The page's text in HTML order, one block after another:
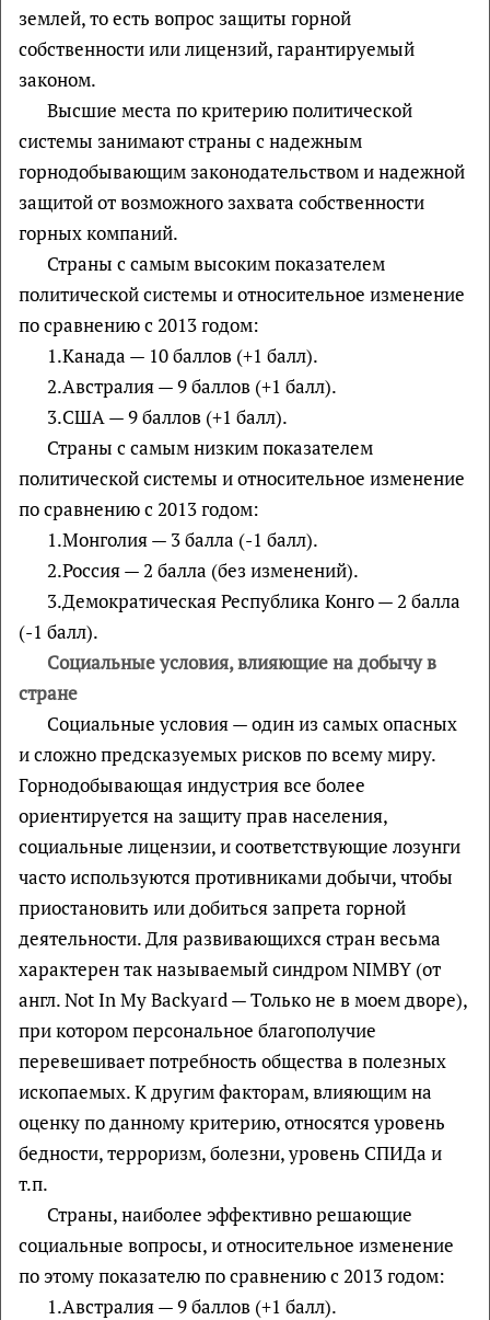
землей, то есть вопрос защиты горной
собственности или лицензий, гарантируемый
законом.
Высшие места по критерию политической
системы занимают страны с надежным
горнодобывающим законодательством и надежной
защитой от возможного захвата собственности
горных компаний.
Страны с самым высоким показателем
политической системы и относительное изменение
по сравнению с 2013 годом:
1.Канада — 10 баллов (+1 балл).
2.Австралия — 9 баллов (+1 балл).
3.США — 9 баллов (+1 балл).
Страны с самым низким показателем
политической системы и относительное изменение
по сравнению с 2013 годом:
1.Монголия — 3 балла (-1 балл).
2.Россия — 2 балла (без изменений).
3.Демократическая Республика Конго — 2 балла
(-1 балл).
Социальные условия, влияющие на добычу в
стране
Социальные условия — один из самых опасных
и сложно предсказуемых рисков по всему миру.
Горнодобывающая индустрия все более
ориентируется на защиту прав населения,
социальные лицензии, и соответствующие лозунги
часто используются противниками добычи, чтобы
приостановить или добиться запрета горной
деятельности. Для развивающихся стран весьма
характерен так называемый синдром NIMBY (от
англ. Not In My Backyard — Только не в моем дворе),
при котором персональное благополучие
перевешивает потребность общества в полезных
ископаемых. К другим факторам, влияющим на
оценку по данному критерию, относятся уровень
бедности, терроризм, болезни, уровень СПИДа и
т.п.
Страны, наиболее эффективно решающие
социальные вопросы, и относительное изменение
по этому показателю по сравнению с 2013 годом:
1.Австралия — 9 баллов (+1 балл).